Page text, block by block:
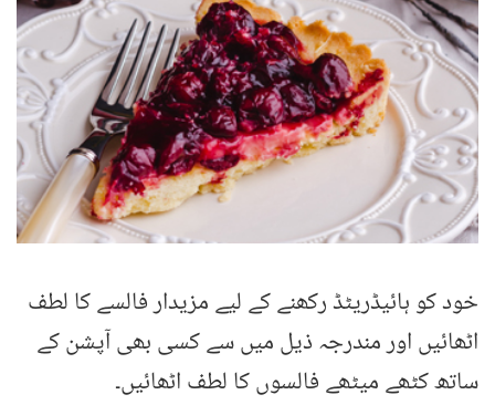
خود کو ہائیڈریٹڈ رکھنے کے لیے مزیدار فالسے کا لطف
اٹھائیں اور مندرجہ ذیل میں سے کسی بھی آپشن کے
ساتھ کٹھے میٹھے فالسوں کا لطف اٹھائیں۔